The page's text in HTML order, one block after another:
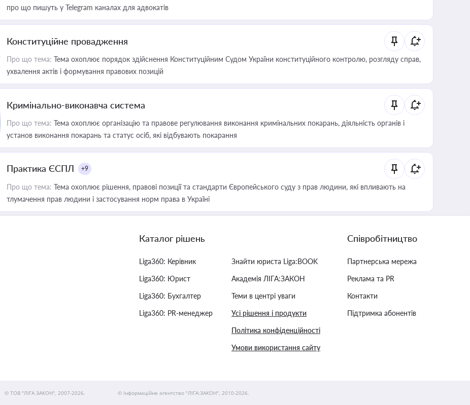
про що пишуть у Telegram каналах для адвокатів
Конституційне провадження
Про що тема: Тема охоплює порядок здійснення Конституційним Судом України конституційного контролю, розгляду справ,
ухвалення актів і формування правових позицій
Кримінально-виконавча система
Про що тема: Тема охоплює організацію та правове регулювання виконання кримінальних покарань, діяльність органів і
установ виконання покарань та статус осіб, які відбувають покарання
Практика ЄСПЛ +9
Про що тема: Тема охоплює рішення, правові позиції та стандарти Європейського суду з прав людини, які впливають на
тлумачення прав людини і застосування норм права в Україні
Каталог рішень
Liga360: Керівник
Liga360: Юрист
Liga360: Бухгалтер
Liga360: PR-менеджер
Знайти юриста Liga:BOOK
Академія ЛІГА:ЗАКОН
Теми в центрі уваги
Усі рішення і продукти
Політика конфіденційності
Умови використання сайту
Співробітництво
Партнерська мережа
Реклама та PR
Контакти
Підтримка абонентів
© ТОВ "ЛІГА ЗАКОН", 2007-2026. © Інформаційне агентство "ЛІГА:ЗАКОН", 2010-2026.